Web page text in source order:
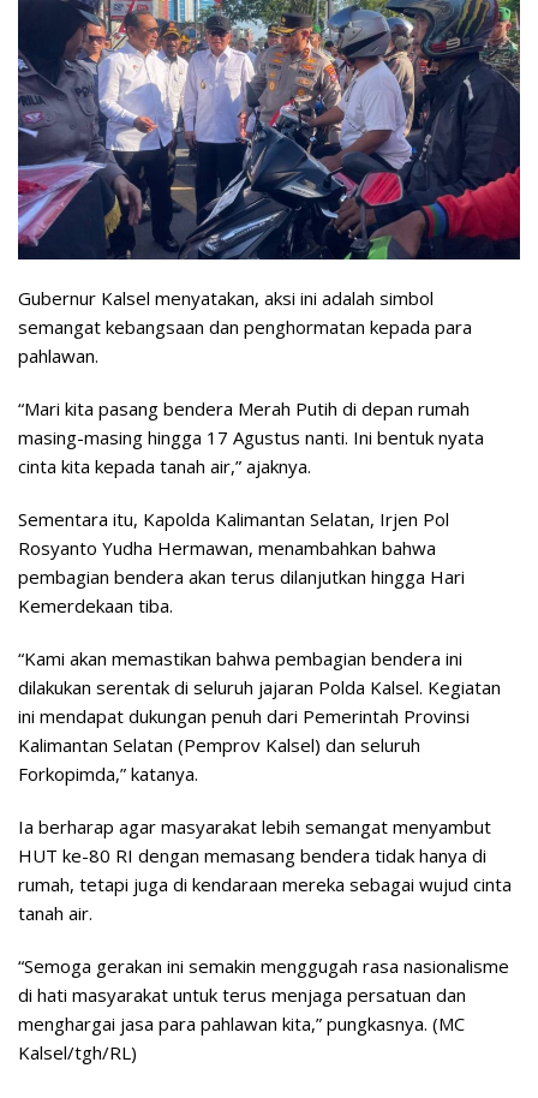
Gubernur Kalsel menyatakan, aksi ini adalah simbol
semangat kebangsaan dan penghormatan kepada para
pahlawan.
“Mari kita pasang bendera Merah Putih di depan rumah
masing-masing hingga 17 Agustus nanti. Ini bentuk nyata
cinta kita kepada tanah air,” ajaknya.
Sementara itu, Kapolda Kalimantan Selatan, Irjen Pol
Rosyanto Yudha Hermawan, menambahkan bahwa
pembagian bendera akan terus dilanjutkan hingga Hari
Kemerdekaan tiba.
“Kami akan memastikan bahwa pembagian bendera ini
dilakukan serentak di seluruh jajaran Polda Kalsel. Kegiatan
ini mendapat dukungan penuh dari Pemerintah Provinsi
Kalimantan Selatan (Pemprov Kalsel) dan seluruh
Forkopimda,” katanya.
Ia berharap agar masyarakat lebih semangat menyambut
HUT ke-80 RI dengan memasang bendera tidak hanya di
rumah, tetapi juga di kendaraan mereka sebagai wujud cinta
tanah air.
“Semoga gerakan ini semakin menggugah rasa nasionalisme
di hati masyarakat untuk terus menjaga persatuan dan
menghargai jasa para pahlawan kita,” pungkasnya. (MC
Kalsel/tgh/RL)